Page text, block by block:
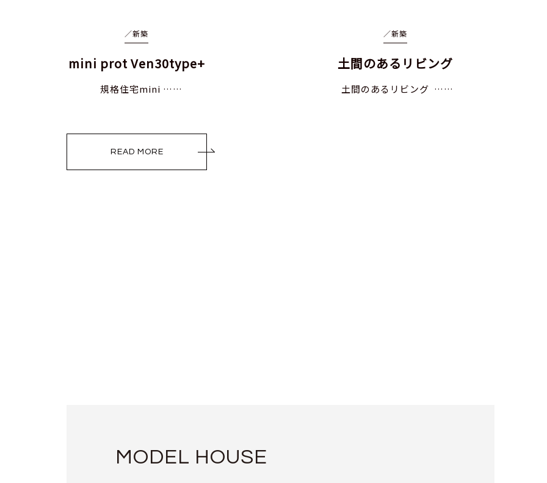
／新築
mini prot Ven30type+
規格住宅mini ……
／新築
土間のあるリビング
土間のあるリビング ……
READ MORE
MODEL HOUSE